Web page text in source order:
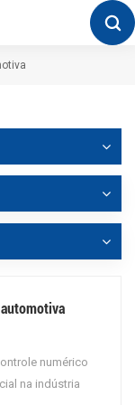
numérico
na indústria